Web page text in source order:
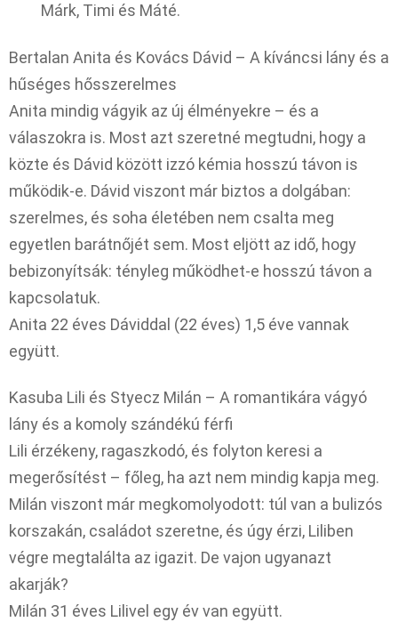
Márk, Timi és Máté.
Bertalan Anita és Kovács Dávid – A kíváncsi lány és a
hűséges hősszerelmes
Anita mindig vágyik az új élményekre – és a
válaszokra is. Most azt szeretné megtudni, hogy a
közte és Dávid között izzó kémia hosszú távon is
működik-e. Dávid viszont már biztos a dolgában:
szerelmes, és soha életében nem csalta meg
egyetlen barátnőjét sem. Most eljött az idő, hogy
bebizonyítsák: tényleg működhet-e hosszú távon a
kapcsolatuk.
Anita 22 éves Dáviddal (22 éves) 1,5 éve vannak
együtt.
Kasuba Lili és Styecz Milán – A romantikára vágyó
lány és a komoly szándékú férfi
Lili érzékeny, ragaszkodó, és folyton keresi a
megerősítést – főleg, ha azt nem mindig kapja meg.
Milán viszont már megkomolyodott: túl van a bulizós
korszakán, családot szeretne, és úgy érzi, Liliben
végre megtalálta az igazit. De vajon ugyanazt
akarják?
Milán 31 éves Lilivel egy év van együtt.